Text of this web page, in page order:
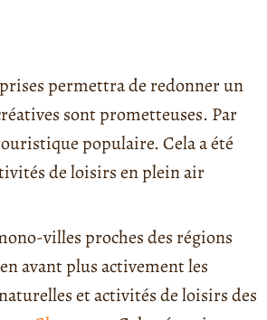
permettra de redonner un
sont prometteuses. Par
populaire. Cela a été
de loisirs en plein air
villes proches des régions
avant plus activement les
et activités de loisirs des